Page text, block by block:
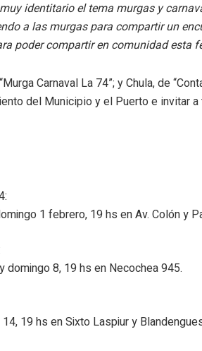
identitario el tema murgas y
a las murgas para compartir un
poder compartir en comunidad esta
Carnaval La 74”; y Chula, de
del Municipio y el Puerto e invitar
1 febrero, 19 hs en Av. Colón y
domingo 8, 19 hs en Necochea 945.
19 hs en Sixto Laspiur y